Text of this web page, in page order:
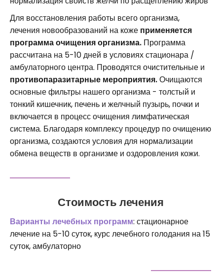
Для восстановления работы всего организма,
лечения новообразований на коже применяется
программа очищения организма. Программа
рассчитана на 5-10 дней в условиях стационара /
амбулаторного центра. Проводятся очистительные и
противопаразитарные мероприятия.Очищаются
основные фильтры нашего организма - толстый и
тонкий кишечник, печень и желчный пузырь, почки и
включается в процесс очищения лимфатическая
система. Благодаря комплексу процедур по очищению
организма, создаются условия для нормализации
обмена веществ в организме и оздоровления кожи.
Стоимость лечения
Варианты лечебных программ: стационарное
лечение на 5-10 суток, курс лечебного голодания на 15
суток, амбулаторно